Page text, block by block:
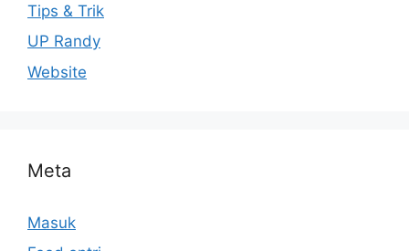
Tips & Trik
UP Randy
Website
Meta
Masuk